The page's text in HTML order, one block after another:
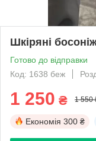
Шкіряні
Готово до відправки
Код: 1638 беж
1 250 ₴ 1 550
Економія 300 ₴